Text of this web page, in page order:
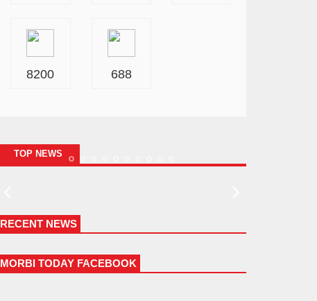
8200 688
TOP NEWS
RECENT NEWS
MORBI TODAY FACEBOOK